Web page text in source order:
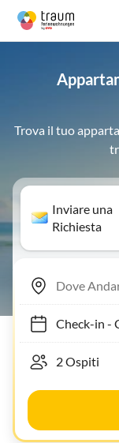
Trova il tuo
Inviare una
Richiesta
Check-in-